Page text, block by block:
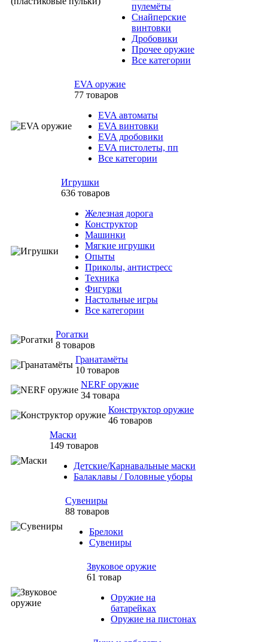
пулемёты
Снайперские
винтовки
Дробовики
Прочее оружие
Все категории
EVA оружие
77 товаров
EVA автоматы
EVA винтовки
EVA дробовики
EVA пистолеты, пп
Все категории
Игрушки
636 товаров
Железная дорога
Конструктор
Машинки
Мягкие игрушки
Опыты
Приколы, антистресс
Техника
Фигурки
Настольные игры
Все категории
Рогатки
8 товаров
Гранатамёты
10 товаров
NERF оружие
34 товара
Конструктор оружие
46 товаров
Маски
149 товаров
Детские/Карнавальные маски
Балаклавы / Головные уборы
Сувениры
88 товаров
Брелоки
Сувениры
Звуковое оружие
61 товар
Оружие на
батарейках
Оружие на пистонах